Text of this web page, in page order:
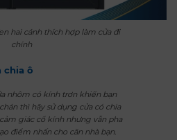
hai cánh thích hợp làm cửa đi
chính
chia ô
nhôm có kính trơn khiến bạn
thì hãy sử dụng cửa có chia
giác cổ kính nhưng vẫn pha
điểm nhấn cho căn nhà bạn.